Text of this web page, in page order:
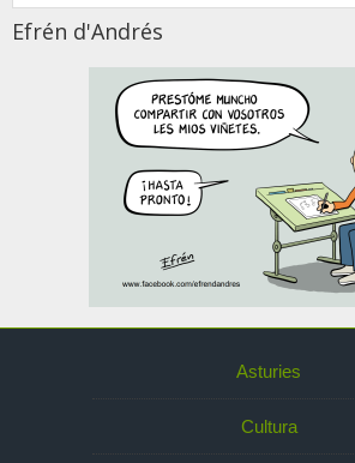
Efrén d'Andrés
Asturies
Cultura